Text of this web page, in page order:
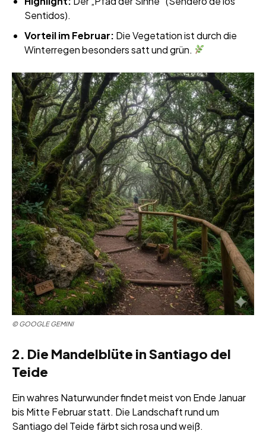
Sentidos).
Vorteil im Februar: Die Vegetation ist durch die
Winterregen besonders satt und grün.
© GOOGLE GEMINI
2. Die Mandelblüte in Santiago del
Teide
Ein wahres Naturwunder findet meist von Ende Januar
bis Mitte Februar statt. Die Landschaft rund um
Santiago del Teide färbt sich rosa und weiß.